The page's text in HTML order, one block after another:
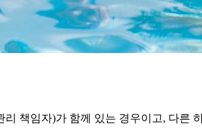
책임자)가 함께 있는 경우이고, 다른